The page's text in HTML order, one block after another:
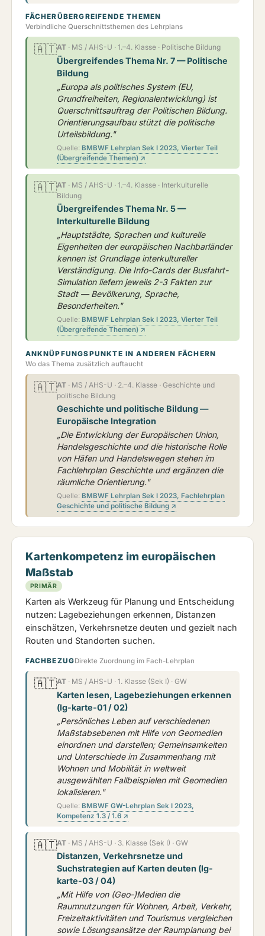
FÄCHERÜBERGREIFENDE THEMEN
Verbindliche Querschnittsthemen des Lehrplans
🇦🇹AT· MS / AHS-U · 1.–4. Klasse · Politische Bildung
Übergreifendes Thema Nr. 7 — Politische
Bildung
„Europa als politisches System (EU,
Grundfreiheiten, Regionalentwicklung) ist
Querschnittsauftrag der Politischen Bildung.
Orientierungsaufbau stützt die politische
Urteilsbildung."
Quelle: BMBWF Lehrplan Sek I 2023, Vierter Teil
(Übergreifende Themen) ↗
🇦🇹AT· MS / AHS-U · 1.–4. Klasse · Interkulturelle
Bildung
Übergreifendes Thema Nr. 5 —
Interkulturelle Bildung
„Hauptstädte, Sprachen und kulturelle
Eigenheiten der europäischen Nachbarländer
kennen ist Grundlage interkultureller
Verständigung. Die Info-Cards der Busfahrt-
Simulation liefern jeweils 2-3 Fakten zur
Stadt — Bevölkerung, Sprache,
Besonderheiten."
Quelle: BMBWF Lehrplan Sek I 2023, Vierter Teil
(Übergreifende Themen) ↗
ANKNÜPFUNGSPUNKTE IN ANDEREN FÄCHERN
Wo das Thema zusätzlich auftaucht
🇦🇹AT· MS / AHS-U · 2.–4. Klasse · Geschichte und
politische Bildung
Geschichte und politische Bildung —
Europäische Integration
„Die Entwicklung der Europäischen Union,
Handelsgeschichte und die historische Rolle
von Häfen und Handelswegen stehen im
Fachlehrplan Geschichte und ergänzen die
räumliche Orientierung."
Quelle: BMBWF Lehrplan Sek I 2023, Fachlehrplan
Geschichte und politische Bildung ↗
Kartenkompetenz im europäischen
Maßstab
PRIMÄR
Karten als Werkzeug für Planung und Entscheidung
nutzen: Lagebeziehungen erkennen, Distanzen
einschätzen, Verkehrsnetze deuten und gezielt nach
Routen und Standorten suchen.
FACHBEZUGDirekte Zuordnung im Fach-Lehrplan
🇦🇹AT· MS / AHS-U · 1. Klasse (Sek I) · GW
Karten lesen, Lagebeziehungen erkennen
(lg-karte-01 / 02)
„Persönliches Leben auf verschiedenen
Maßstabsebenen mit Hilfe von Geomedien
einordnen und darstellen; Gemeinsamkeiten
und Unterschiede im Zusammenhang mit
Wohnen und Mobilität in weltweit
ausgewählten Fallbeispielen mit Geomedien
lokalisieren."
Quelle: BMBWF GW-Lehrplan Sek I 2023,
Kompetenz 1.3 / 1.6 ↗
🇦🇹AT· MS / AHS-U · 3. Klasse (Sek I) · GW
Distanzen, Verkehrsnetze und
Suchstrategien auf Karten deuten (lg-
karte-03 / 04)
„Mit Hilfe von (Geo-)Medien die
Raumnutzungen für Wohnen, Arbeit, Verkehr,
Freizeitaktivitäten und Tourismus vergleichen
sowie Lösungsansätze der Raumplanung bei